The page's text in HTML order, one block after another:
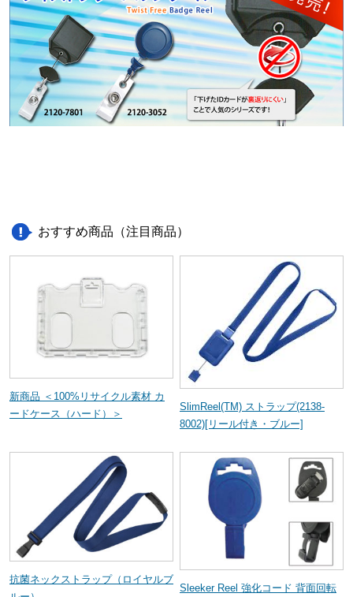
おすすめ商品（注目商品）
新商品 ＜100%リサイクル素材 カ
ードケース（ハード）＞
SlimReel(TM) ストラップ(2138-
8002)[リール付き・ブルー]
抗菌ネックストラップ（ロイヤルブ
Sleeker Reel 強化コード 背面回転